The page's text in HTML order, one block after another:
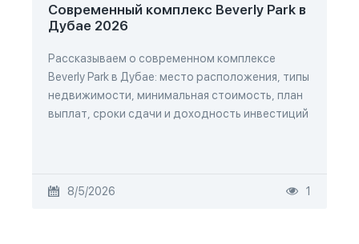
Современный комплекс Beverly Park в
Дубае 2026
Рассказываем о современном комплексе
Beverly Park в Дубае: место расположения, типы
недвижимости, минимальная стоимость, план
выплат, сроки сдачи и доходность инвестиций
8/5/2026 1